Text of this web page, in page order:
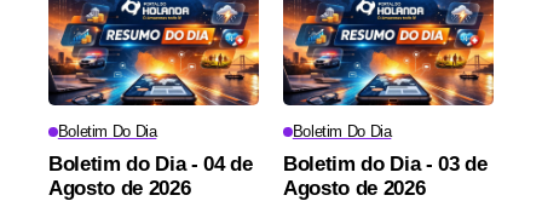
Boletim Do Dia
Boletim do Dia - 04 de
Agosto de 2026
Boletim Do Dia
Boletim do Dia - 03 de
Agosto de 2026